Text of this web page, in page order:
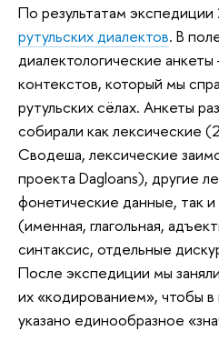
По результатам
рутульских диалектов. В
диалектологические
контекстов, который мы
рутульских сёлах. Анкеты
собирали как лексические
Сводеша, лексические
проекта Dagloans), другие
фонетические данные, так
(именная, глагольная,
синтаксис, отдельные
После экспедиции мы
их «кодированием», чтобы
указано единообразное